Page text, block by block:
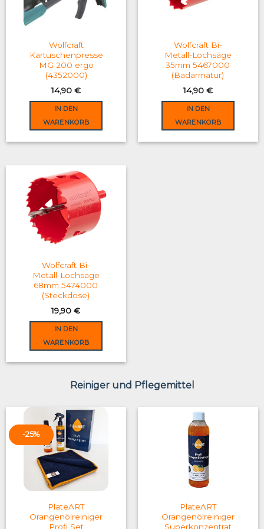
may
on
the
product
page
Wolfcraft
Kartuschenpresse
MG 200 ergo
(4352000)
14,90 €
IN DEN
WARENKORB
Wolfcraft Bi-
Metall-Lochsäge
35mm 5467000
(Badarmatur)
14,90 €
IN DEN
WARENKORB
Wolfcraft Bi-
Metall-Lochsäge
68mm 5474000
(Steckdose)
19,90€
IN DEN
WARENKORB
Reiniger und Pflegemittel
-25%
PlateART
Orangenölreiniger
Profi Set
PlateART
Orangenölreiniger
Superkonzentrat